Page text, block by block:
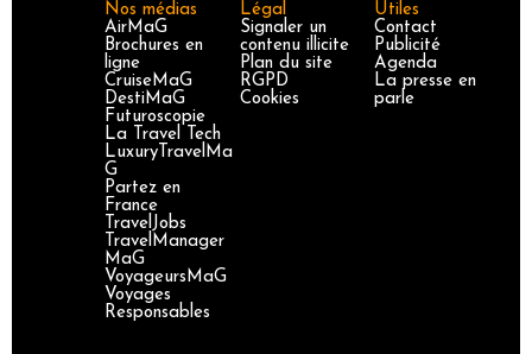
Nos médias
AirMaG
Brochures en
ligne
CruiseMaG
DestiMaG
Futuroscopie
La Travel Tech
LuxuryTravelMa
G
Partez en
France
TravelJobs
TravelManager
MaG
VoyageursMaG
Voyages
Responsables
Légal
Signaler un
contenu illicite
Plan du site
RGPD
Cookies
Utiles
Contact
Publicité
Agenda
La presse en
parle